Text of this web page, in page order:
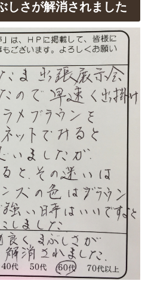
しさが解消されました